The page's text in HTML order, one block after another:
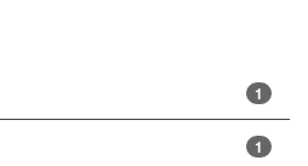
1
1